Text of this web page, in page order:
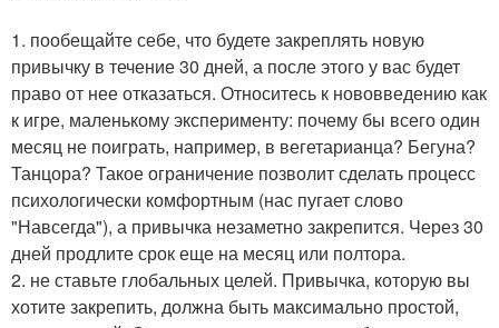
1. пообещайте себе, что будете закреплять новую
привычку в течение 30 дней, а после этого у вас будет
право от нее отказаться. Относитесь к нововведению как
к игре, маленькому эксперименту: почему бы всего один
месяц не поиграть, например, в вегетарианца? Бегуна?
Танцора? Такое ограничение позволит сделать процесс
психологически комфортным (нас пугает слово
"Навсегда"), а привычка незаметно закрепится. Через 30
дней продлите срок еще на месяц или полтора.
2. не ставьте глобальных целей. Привычка, которую вы
хотите закрепить, должна быть максимально простой,